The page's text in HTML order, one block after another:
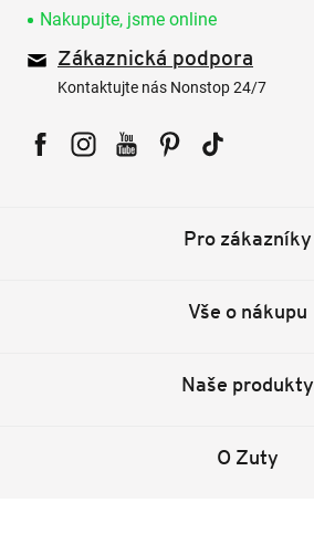
Nakupujte, jsme online
Zákaznická podpora
Kontaktujte nás Nonstop 24/7
Pro zákazníky
Vše o nákupu
Naše produkty
O Zuty